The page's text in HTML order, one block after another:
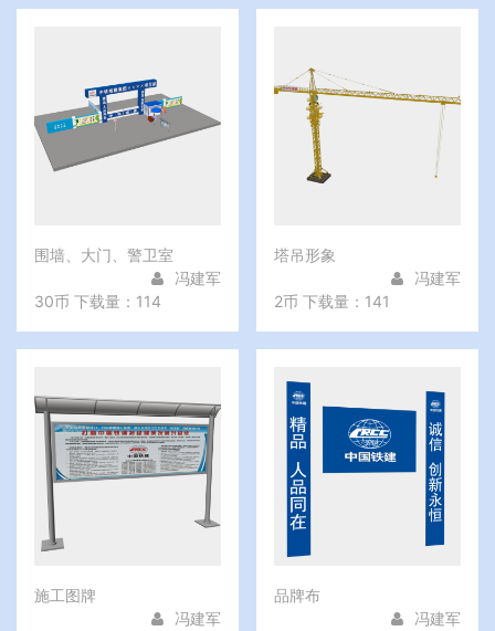
围墙、大门、警卫室
冯建军
30币 下载量：114
塔吊形象
冯建军
2币 下载量：141
施工图牌
冯建军
品牌布
冯建军